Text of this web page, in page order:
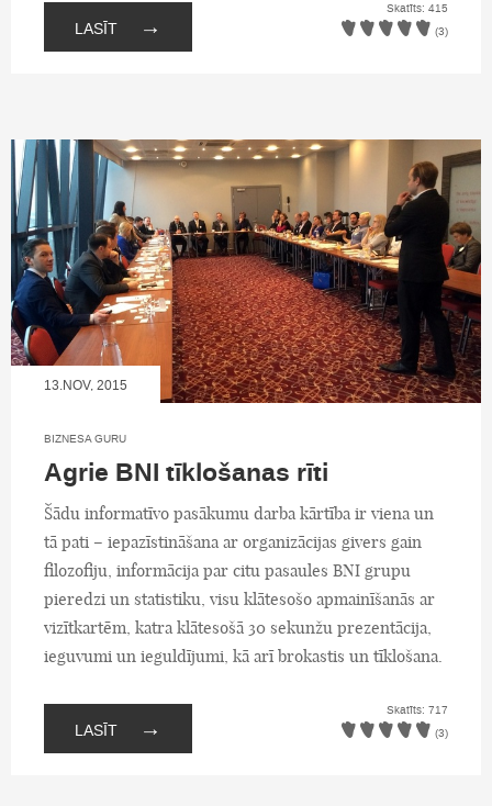
LASĪT →
Skatīts: 415
(3)
13.NOV, 2015
BIZNESA GURU
Agrie BNI tīklošanas rīti
Šādu informatīvo pasākumu darba kārtība ir viena un
tā pati – iepazīstināšana ar organizācijas givers gain
filozofiju, informācija par citu pasaules BNI grupu
pieredzi un statistiku, visu klātesošo apmainīšanās ar
vizītkartēm, katra klātesošā 30 sekunžu prezentācija,
ieguvumi un ieguldījumi, kā arī brokastis un tīklošana.
LASĪT →
Skatīts: 717
(3)